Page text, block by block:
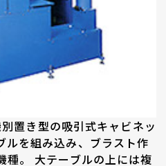
置き型の吸引式キャビネッ
ルを組み込み、ブラスト作
種。 大テーブルの上には複